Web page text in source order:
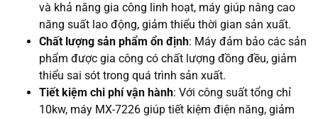
và khả năng gia công linh hoạt, máy giúp nâng cao
năng suất lao động, giảm thiểu thời gian sản xuất.
Chất lượng sản phẩm ổn định: Máy đảm bảo các sản
phẩm được gia công có chất lượng đồng đều, giảm
thiểu sai sót trong quá trình sản xuất.
Tiết kiệm chi phí vận hành: Với công suất tổng chỉ
10kw, máy MX-7226 giúp tiết kiệm điện năng, giảm